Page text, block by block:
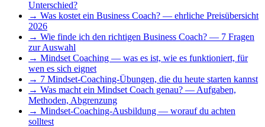
Unterschied?
→ Was kostet ein Business Coach? — ehrliche Preisübersicht
2026
→ Wie finde ich den richtigen Business Coach? — 7 Fragen
zur Auswahl
→ Mindset Coaching — was es ist, wie es funktioniert, für
wen es sich eignet
→ 7 Mindset-Coaching-Übungen, die du heute starten kannst
→ Was macht ein Mindset Coach genau? — Aufgaben,
Methoden, Abgrenzung
→ Mindset-Coaching-Ausbildung — worauf du achten
solltest